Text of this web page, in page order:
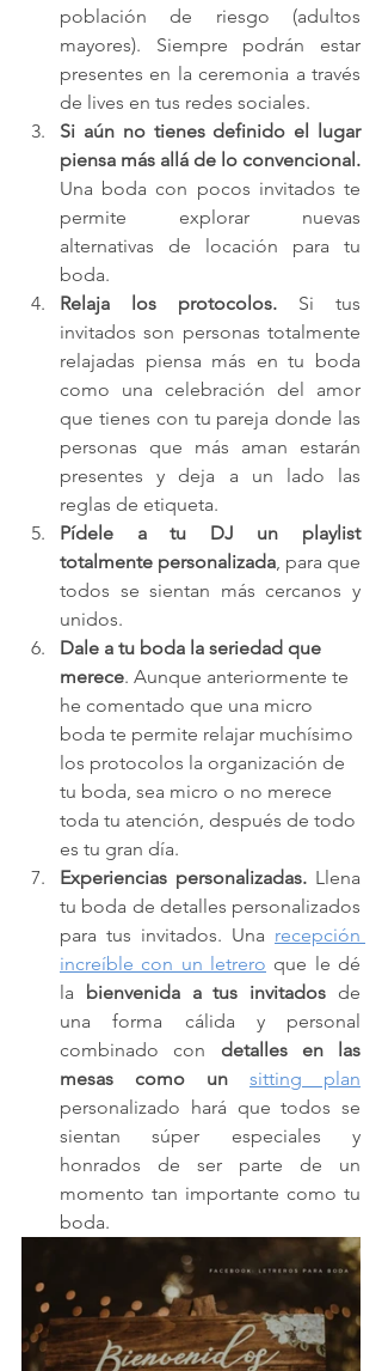
población de riesgo (adultos
mayores). Siempre podrán estar
presentes en la ceremonia a través
de lives en tus redes sociales.
Si aún no tienes definido el lugar
piensa más allá de lo convencional.
Una boda con pocos invitados te
permite explorar nuevas
alternativas de locación para tu
boda.
Relaja los protocolos. Si tus
invitados son personas totalmente
relajadas piensa más en tu boda
como una celebración del amor
que tienes con tu pareja donde las
personas que más aman estarán
presentes y deja a un lado las
reglas de etiqueta.
Pídele a tu DJ un playlist
totalmente personalizada, para que
todos se sientan más cercanos y
unidos.
Dale a tu boda la seriedad que
merece. Aunque anteriormente te
he comentado que una micro
boda te permite relajar muchísimo
los protocolos la organización de
tu boda, sea micro o no merece
toda tu atención, después de todo
es tu gran día.
Experiencias personalizadas. Llena
tu boda de detalles personalizados
para tus invitados. Una recepción
increíble con un letrero que le dé
la bienvenida a tus invitados de
una forma cálida y personal
combinado con detalles en las
mesas como un
sitting plan
personalizado hará que todos se
sientan súper especiales y
honrados de ser parte de un
momento tan importante como tu
boda.